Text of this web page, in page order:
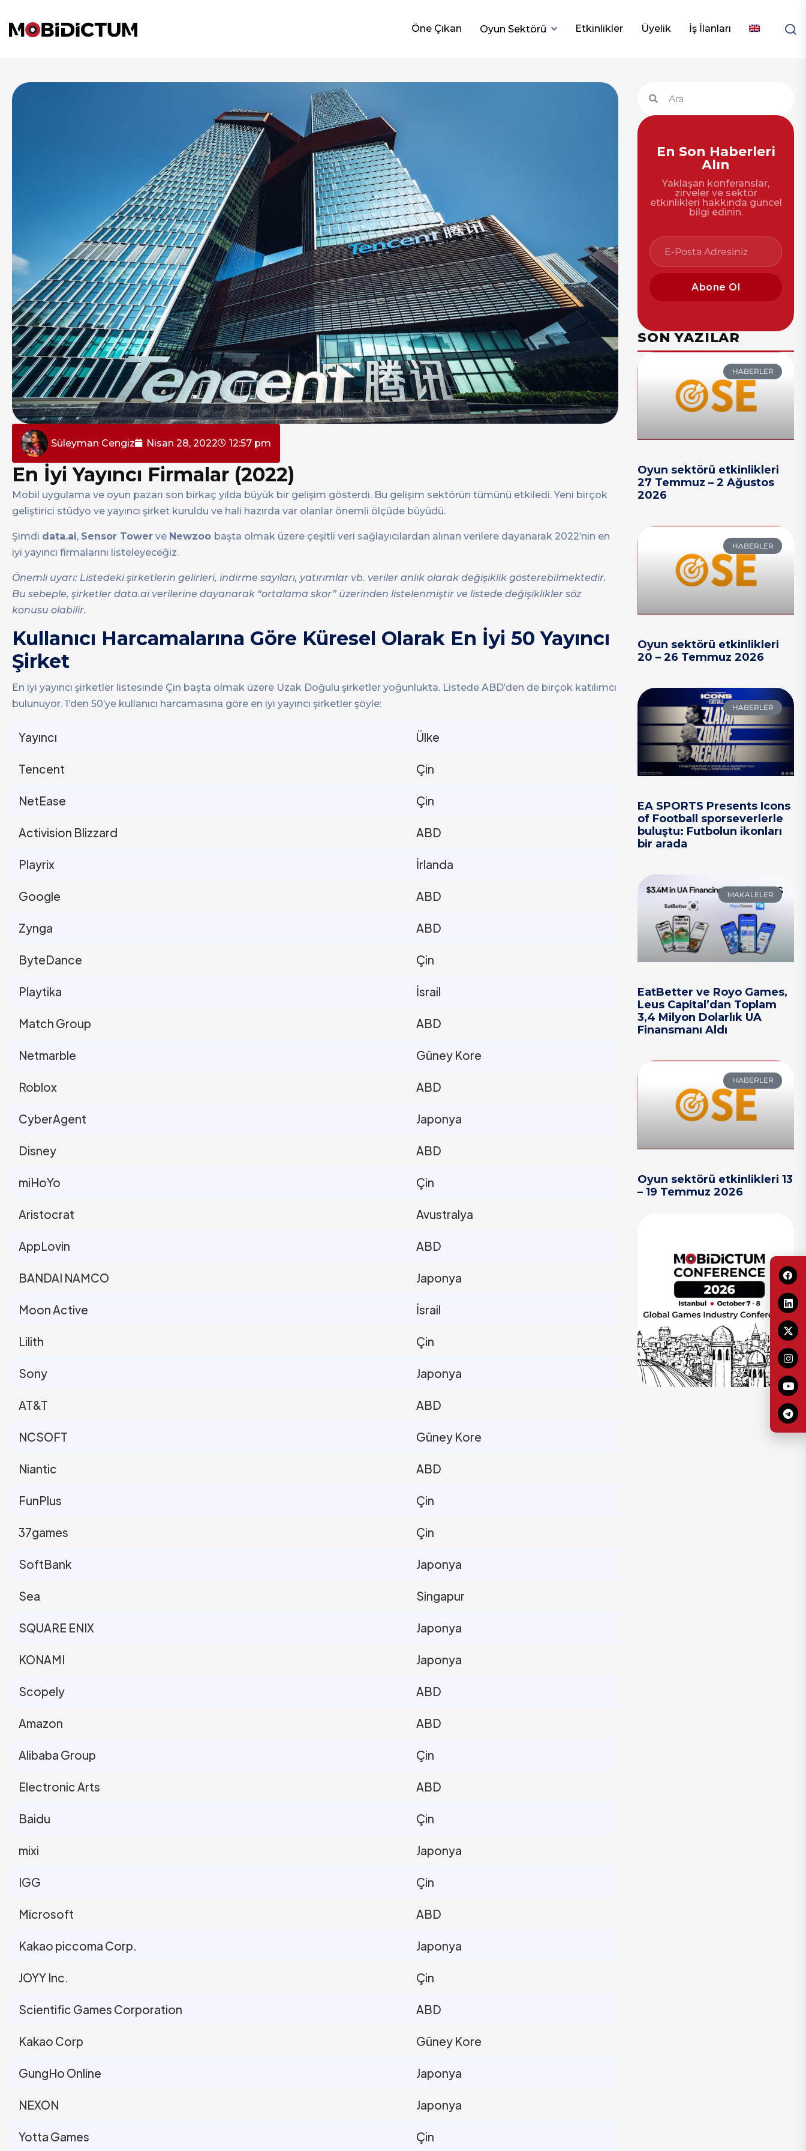
Öne Çıkan Oyun Sektörü Etkinlikler Üyelik İş İlanları
Süleyman Cengiz Nisan 28, 2022 12:57 pm
En İyi Yayıncı Firmalar (2022)
Mobil uygulama ve oyun pazarı son birkaç yılda büyük bir gelişim gösterdi. Bu gelişim sektörün tümünü etkiledi. Yeni birçok
geliştirici stüdyo ve yayıncı şirket kuruldu ve hali hazırda var olanlar önemli ölçüde büyüdü.
Şimdi data.ai, Sensor Tower ve Newzoo başta olmak üzere çeşitli veri sağlayıcılardan alınan verilere dayanarak 2022’nin en
iyi yayıncı firmalarını listeleyeceğiz.
Önemli uyarı: Listedeki şirketlerin gelirleri, indirme sayıları, yatırımlar vb. veriler anlık olarak değişiklik gösterebilmektedir.
Bu sebeple, şirketler data.ai verilerine dayanarak “ortalama skor” üzerinden listelenmiştir ve listede değişiklikler söz
konusu olabilir.
Kullanıcı Harcamalarına Göre Küresel Olarak En İyi 50 Yayıncı
Şirket
En iyi yayıncı şirketler listesinde Çin başta olmak üzere Uzak Doğulu şirketler yoğunlukta. Listede ABD’den de birçok katılımcı
bulunuyor. 1’den 50’ye kullanıcı harcamasına göre en iyi yayıncı şirketler şöyle:
Yayıncı Ülke
Tencent Çin
NetEase Çin
Activision Blizzard ABD
Playrix İrlanda
Google ABD
Zynga ABD
ByteDance Çin
Playtika İsrail
Match Group ABD
Netmarble Güney Kore
Roblox ABD
CyberAgent Japonya
Disney ABD
miHoYo Çin
Aristocrat Avustralya
AppLovin ABD
BANDAI NAMCO Japonya
Moon Active İsrail
Lilith Çin
Sony Japonya
AT&T ABD
NCSOFT Güney Kore
Niantic ABD
FunPlus Çin
37games Çin
SoftBank Japonya
Sea Singapur
SQUARE ENIX Japonya
KONAMI Japonya
Scopely ABD
Amazon ABD
Alibaba Group Çin
Electronic Arts ABD
Baidu Çin
mixi Japonya
IGG Çin
Microsoft ABD
Kakao piccoma Corp. Japonya
JOYY Inc. Çin
Scientific Games Corporation ABD
Kakao Corp Güney Kore
GungHo Online Japonya
NEXON Japonya
Yotta Games Çin
En Son Haberleri
Alın
Yaklaşan konferanslar,
zirveler ve sektör
etkinlikleri hakkında güncel
bilgi edinin.
Abone Ol
SON YAZILAR
HABERLER
Oyun sektörü etkinlikleri
27 Temmuz – 2 Ağustos
2026
HABERLER
Oyun sektörü etkinlikleri
20 – 26 Temmuz 2026
HABERLER
EA SPORTS Presents Icons
of Football sporseverlerle
buluştu: Futbolun ikonları
bir arada
MAKALELER
EatBetter ve Royo Games,
Leus Capital’dan Toplam
3,4 Milyon Dolarlık UA
Finansmanı Aldı
HABERLER
Oyun sektörü etkinlikleri 13
– 19 Temmuz 2026